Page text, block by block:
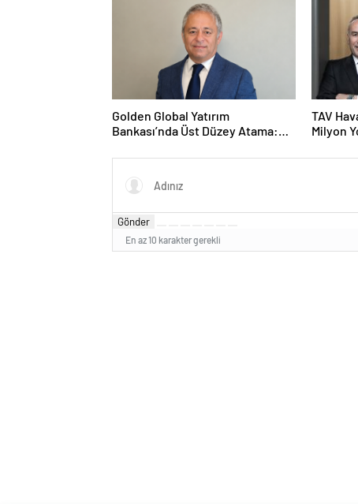
Golden Global Yatırım
Bankası’nda Üst Düzey Atama:
Üyesi Oldu
TAV
Milyon
Gönder
En az 10 karakter gerekli